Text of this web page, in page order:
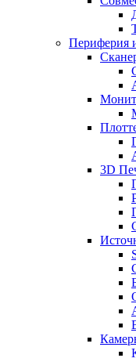
Периферия
3D